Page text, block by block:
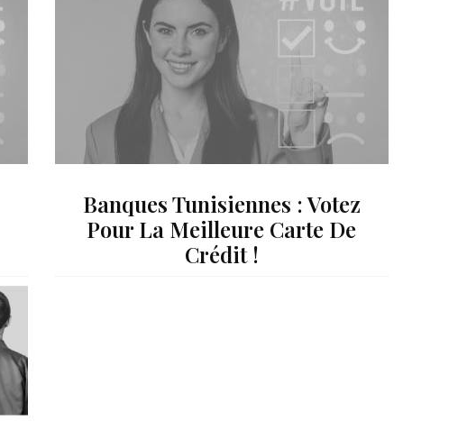
Banques Tunisiennes : Votez
Pour La Meilleure Carte De
Crédit !